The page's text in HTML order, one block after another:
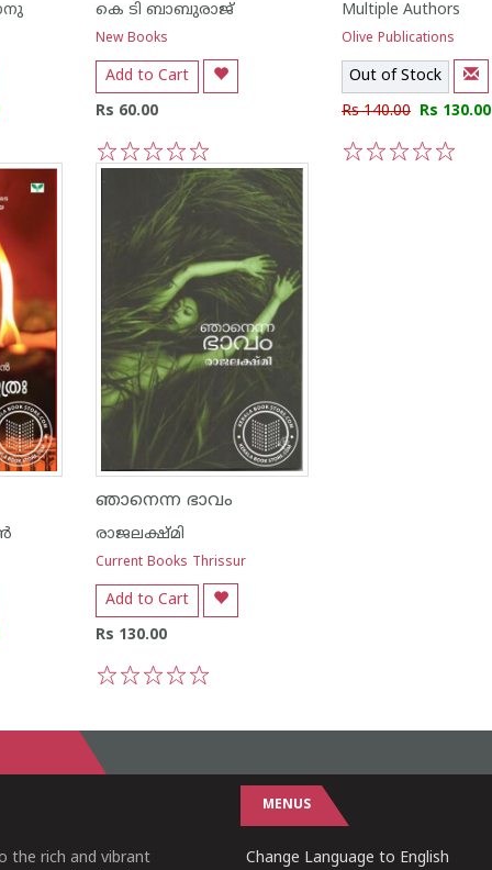
കെ ടി ബാബുരാജ്‌
New Books
Add to Cart
Rs 60.00
5
4
3
2
1
Multiple Authors
Olive Publications
Out of Stock
Rs 140.00 Rs 130.00
ഞാനെന്ന ഭാവം
രാജലക്ഷ്മി
Current Books Thrissur
Add to Cart
Rs 130.00
the rich and vibrant
MENUS
Change Language to English